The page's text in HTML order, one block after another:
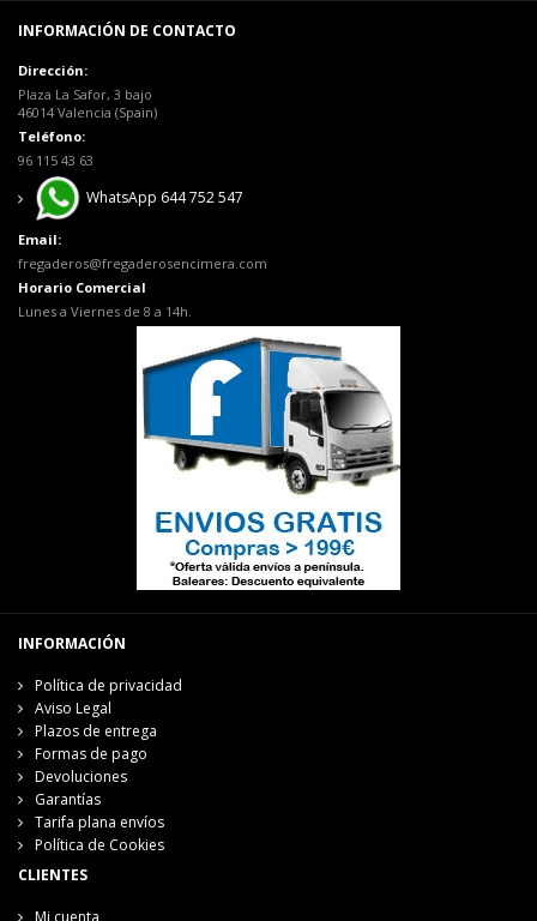
INFORMACIÓN DE CONTACTO
Dirección:
Plaza La Safor, 3 bajo
46014 Valencia (Spain)
Teléfono:
96 115 43 63
WhatsApp 644 752 547
Email:
fregaderos@fregaderosencimera.com
Horario Comercial
Lunes a Viernes de 8 a 14h.
INFORMACIÓN
Política de privacidad
Aviso Legal
Plazos de entrega
Formas de pago
Devoluciones
Garantías
Tarifa plana envíos
Política de Cookies
CLIENTES
Mi cuenta